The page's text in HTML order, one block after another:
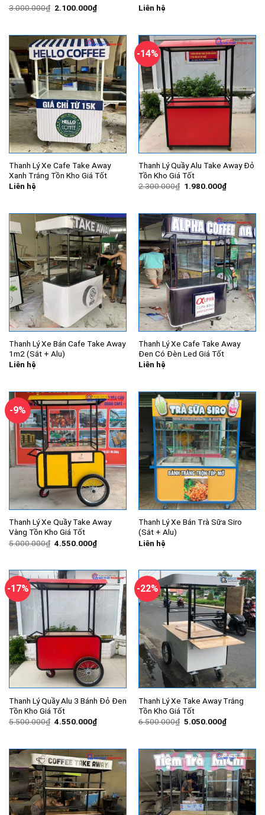
3.000.000₫ Giá
2.100.000₫Giá
hiện
2.100.000₫.
Liên hệ
Thanh Lý Xe Cafe Take Away
Xanh Trắng Tồn Kho Giá Tốt
Liên hệ
-14%
Thanh Lý Quầy Alu Take Away Đỏ
Tồn Kho Giá Tốt
2.300.000₫ Giá
1.980.000₫Giá
hiện
Thanh Lý Xe Bán Cafe Take Away
1m2 (Sắt + Alu)
Liên hệ
Thanh Lý Xe Cafe Take Away
Đen Có Đèn Led Giá Tốt
Liên hệ
-9%
Thanh Lý Xe Quầy Take Away
Vàng Tồn Kho Giá Tốt
5.000.000₫ Giá
4.550.000₫Giá
hiện
4.550.000₫.
Thanh Lý Xe Bán Trà Sữa Siro
(Sắt + Alu)
Liên hệ
-17%
Thanh Lý Quầy Alu 3 Bánh Đỏ Đen
Tồn Kho Giá Tốt
5.500.000₫ Giá
4.550.000₫Giá
hiện
4.550.000₫.
-22%
Thanh Lý Xe Take Away Trắng
Tồn Kho Giá Tốt
6.500.000₫ Giá
5.050.000₫Giá
hiện